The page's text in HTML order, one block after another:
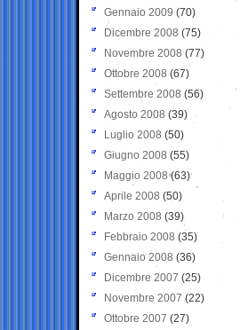
Gennaio 2009 (70)
Dicembre 2008 (75)
Novembre 2008 (77)
Ottobre 2008 (67)
Settembre 2008 (56)
Agosto 2008 (39)
Luglio 2008 (50)
Giugno 2008 (55)
Maggio 2008(63)
Aprile 2008 (50)
Marzo 2008 (39)
Febbraio 2008 (35)
Gennaio 2008 (36)
Dicembre 2007 (25)
Novembre 2007 (22)
Ottobre 2007 (27)